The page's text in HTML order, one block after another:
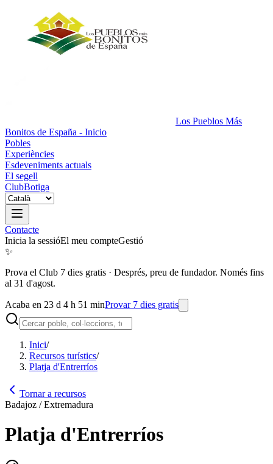
Los Pueblos Más
Bonitos de España - Inicio
Pobles
Experiències
Esdeveniments actuals
El segell
ClubBotiga
Contacte
Inicia la sessióEl meu compteGestió
✨
Prova el Club 7 dies gratis · Després, preu de fundador. Només fins
al 31 d'agost.
Acaba en 23 d 4 h 51 minProvar 7 dies gratis
Inici/
Recursos turístics/
Platja d'Entrerríos
Tornar a recursos
Badajoz / Extremadura
Platja d'Entrerríos